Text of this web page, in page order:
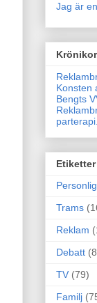
Jag är
Konsten
Bengts
parterapi.
Trams
Reklam
Debatt
TV (79)
Familj